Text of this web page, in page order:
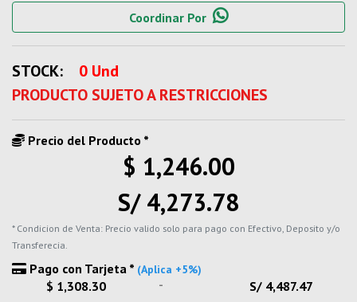
Coordinar Por
STOCK:
0 Und
PRODUCTO SUJETO A RESTRICCIONES
Precio del Producto *
$ 1,246.00
S/ 4,273.78
* Condicion de Venta: Precio valido solo para pago con Efectivo, Deposito y/o
Transferecia.
Pago con Tarjeta * (Aplica +5%)
$ 1,308.30 - S/ 4,487.47